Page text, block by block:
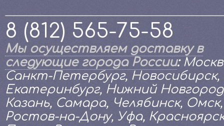
8 (812) 565-75-58
Мы осуществляем доставку в
следующие города России:
Санкт-Петербург, Новосибирск,
Екатеринбург, Нижний
Казань, Самара, Челябинск, Омск,
Ростов-на-Дону, Уфа,